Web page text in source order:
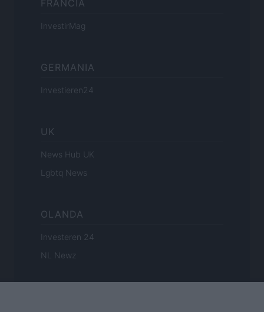
FRANCIA
InvestirMag
GERMANIA
Investieren24
UK
News Hub UK
Lgbtq News
OLANDA
Investeren 24
NL Newz